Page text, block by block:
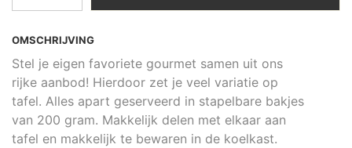
OMSCHRIJVING
Stel je eigen favoriete gourmet samen uit ons
rijke aanbod! Hierdoor zet je veel variatie op
tafel. Alles apart geserveerd in stapelbare bakjes
van 200 gram. Makkelijk delen met elkaar aan
tafel en makkelijk te bewaren in de koelkast.